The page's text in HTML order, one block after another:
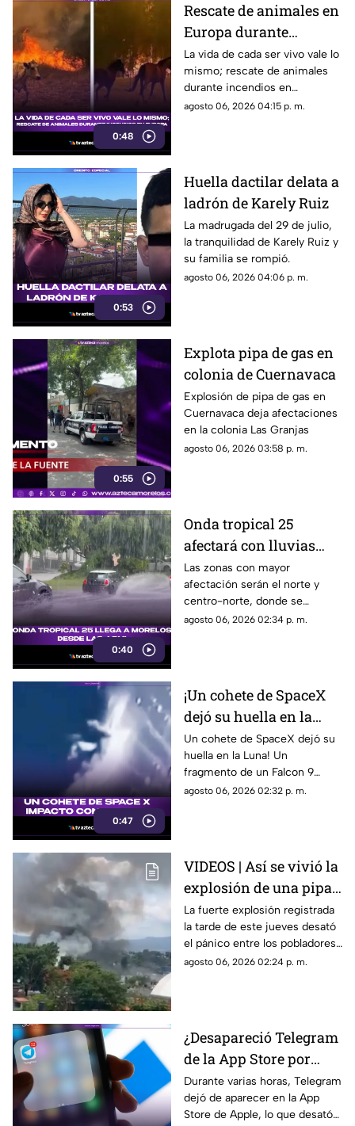
0:48
Rescate de animales en
Europa durante
incendios: Gestos de
humanidad en medio
de la emergencia
climática
La vida de cada ser vivo vale lo
mismo; rescate de animales
durante incendios en
EuropaEn medio de la
agosto 06, 2026 04:15 p. m.
0:53
Huella dactilar delata a
ladrón de Karely Ruiz
La madrugada del 29 de julio,
la tranquilidad de Karely Ruiz y
su familia se rompió.
agosto 06, 2026 04:06 p. m.
0:55
Explota pipa de gas en
colonia de Cuernavaca
Explosión de pipa de gas en
Cuernavaca deja afectaciones
en la colonia Las Granjas
agosto 06, 2026 03:58 p. m.
0:40
Onda tropical 25
afectará con lluvias
fuertes a Morelos; estas
serán las zonas y horas
exactas
Las zonas con mayor
afectación serán el norte y
centro-norte, donde se
esperan chubascos intensos,
actividad eléctrica constante,
mientras que en Cuernavaca,
Jiutepec y Cuautla existe
riesgo de encharcamientos e
inundaciones repentinas.
agosto 06, 2026 02:34 p. m.
0:47
¡Un cohete de SpaceX
dejó su huella en la
Luna!
Un cohete de SpaceX dejó su
huella en la Luna! Un
fragmento de un Falcon 9
impactó el satélite natural a
agosto 06, 2026 02:32 p. m.
VIDEOS | Así se vivió la
explosión de una pipa
de gas en la colonia Las
Granjas, Cuernavaca
La fuerte explosión registrada
la tarde de este jueves desató
el pánico entre los pobladores
de la colonia Las Granjas.
agosto 06, 2026 02:24 p. m.
¿Desapareció Telegram
de la App Store por
censura?
Durante varias horas, Telegram
dejó de aparecer en la App
Store de Apple, lo que desató